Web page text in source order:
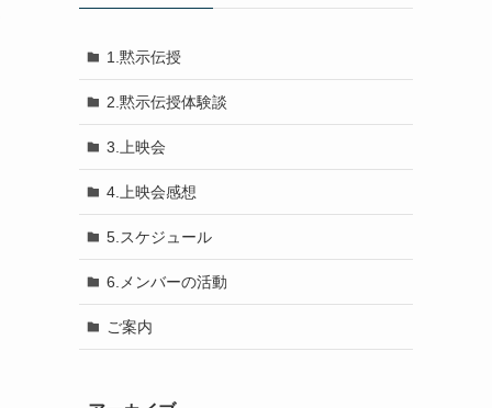
1.黙示伝授
2.黙示伝授体験談
3.上映会
4.上映会感想
5.スケジュール
6.メンバーの活動
ご案内